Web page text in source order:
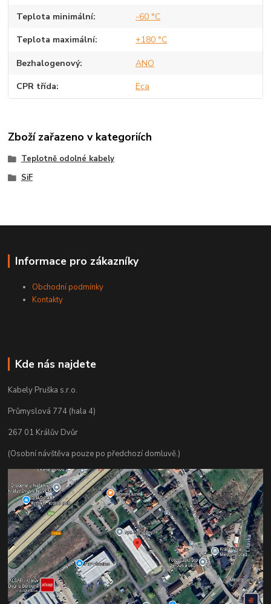
Teplota minimální -60 °C
Teplota maximální +180 °C
Bezhalogenový ANO
CPR třída Eca
Zboží zařazeno v kategoriích
Teplotně odolné kabely
SiF
Informace pro zákazníky
Obchodní podmínky
Kontakty
Kde nás najdete
Kabely Pruška s.r.o.
Průmyslová 774 (hala 4)
267 01 Králův Dvůr
(Osobní návštěva pouze po předchozí domluvě.)